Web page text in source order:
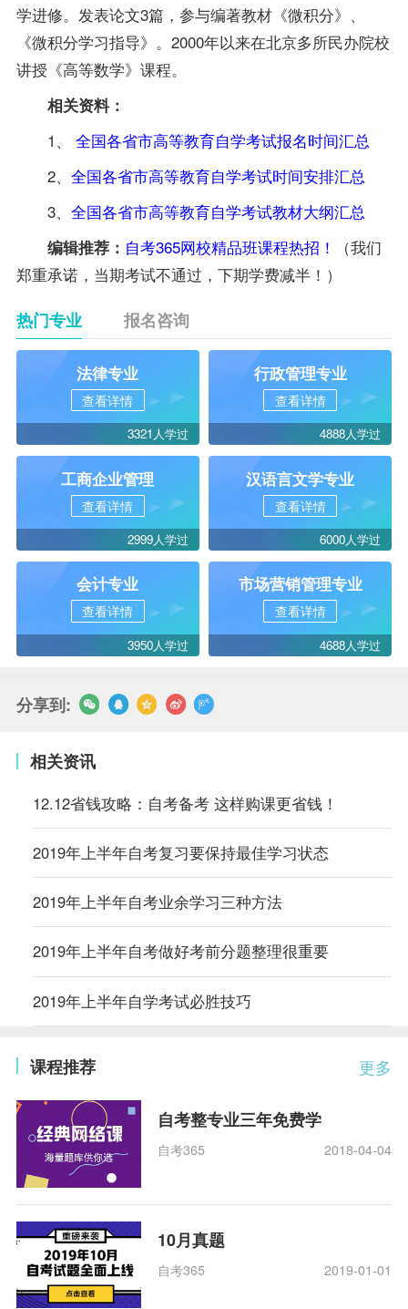
学进修。发表论文3篇，参与编著教材《微积分》、
《微积分学习指导》。2000年以来在北京多所民办院校
讲授《高等数学》课程。
相关资料：
1、
全国各省市高等教育自学考试报名时间汇总
2、 全国各省市高等教育自学考试时间安排汇总
3、 全国各省市高等教育自学考试教材大纲汇总
编辑推荐： 自考365网校精品班课程热招！
（我们
郑重承诺，当期考试不通过，下期学费减半！）
热门专业 报名咨询
法律专业
查看详情
3321人学过
行政管理专业
查看详情
4888人学过
工商企业管理
查看详情
2999人学过
汉语言文学专业
查看详情
6000人学过
会计专业
查看详情
3950人学过
市场营销管理专业
查看详情
4688人学过
分享到:
相关资讯
12.12省钱攻略：自考备考 这样购课更省钱！
2019年上半年自考复习要保持最佳学习状态
2019年上半年自考业余学习三种方法
2019年上半年自考做好考前分题整理很重要
2019年上半年自学考试必胜技巧
更多
课程推荐
自考整专业三年免费学
自考365 2018-04-04
10月真题
自考365 2019-01-01